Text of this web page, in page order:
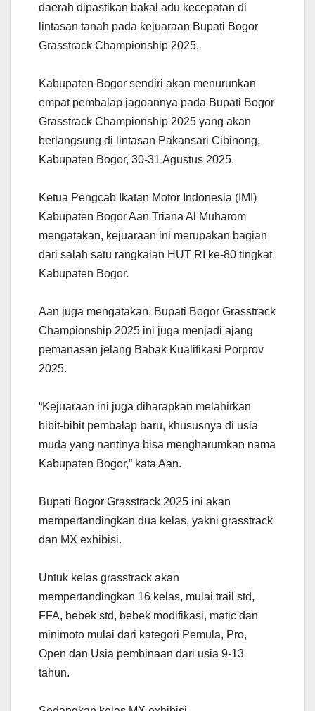
daerah dipastikan bakal adu kecepatan di
lintasan tanah pada kejuaraan Bupati Bogor
Grasstrack Championship 2025.
Kabupaten Bogor sendiri akan menurunkan
empat pembalap jagoannya pada Bupati Bogor
Grasstrack Championship 2025 yang akan
berlangsung di lintasan Pakansari Cibinong,
Kabupaten Bogor, 30-31 Agustus 2025.
Ketua Pengcab Ikatan Motor Indonesia (IMI)
Kabupaten Bogor Aan Triana Al Muharom
mengatakan, kejuaraan ini merupakan bagian
dari salah satu rangkaian HUT RI ke-80 tingkat
Kabupaten Bogor.
Aan juga mengatakan, Bupati Bogor Grasstrack
Championship 2025 ini juga menjadi ajang
pemanasan jelang Babak Kualifikasi Porprov
2025.
“Kejuaraan ini juga diharapkan melahirkan
bibit-bibit pembalap baru, khususnya di usia
muda yang nantinya bisa mengharumkan nama
Kabupaten Bogor,” kata Aan.
Bupati Bogor Grasstrack 2025 ini akan
mempertandingkan dua kelas, yakni grasstrack
dan MX exhibisi.
Untuk kelas grasstrack akan
mempertandingkan 16 kelas, mulai trail std,
FFA, bebek std, bebek modifikasi, matic dan
minimoto mulai dari kategori Pemula, Pro,
Open dan Usia pembinaan dari usia 9-13
tahun.